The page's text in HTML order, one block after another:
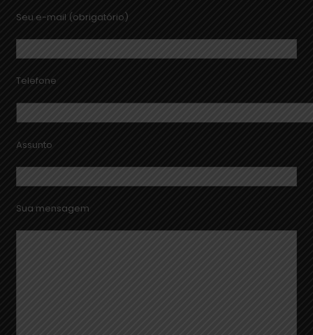
Seu e-mail (obrigatório)
Telefone
Assunto
Sua mensagem